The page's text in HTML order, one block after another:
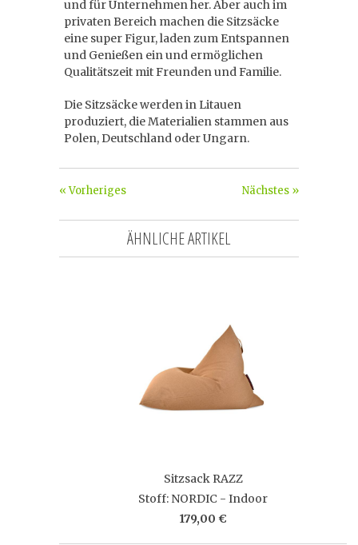
und für Unternehmen her. Aber auch im
privaten Bereich machen die Sitzsäcke
eine super Figur, laden zum Entspannen
und Genießen ein und ermöglichen
Qualitätszeit mit Freunden und Familie.
Die Sitzsäcke werden in Litauen
produziert, die Materialien stammen aus
Polen, Deutschland oder Ungarn.
Nächstes »
« Vorheriges
ÄHNLICHE ARTIKEL
Sitzsack RAZZ
Stoff: NORDIC - Indoor
179,00 €